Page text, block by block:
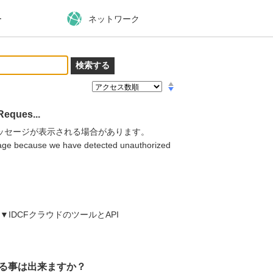
ネットワーク
ージが表示される場合があります。
because we have detected unauthorized
クラウドのツールとAPI
事は出来ますか？